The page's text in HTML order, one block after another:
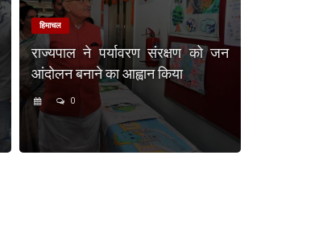
हिमाचल
राज्यपाल ने पर्यावरण संरक्षण को जन
आंदोलन बनाने का आह्वान किया
0